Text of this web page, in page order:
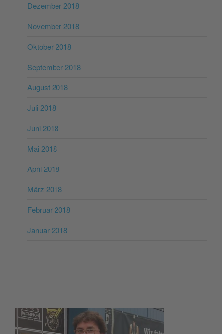
Dezember 2018
November 2018
Oktober 2018
September 2018
August 2018
Juli 2018
Juni 2018
Mai 2018
April 2018
März 2018
Februar 2018
Januar 2018